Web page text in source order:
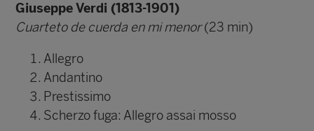
Giuseppe Verdi (1813-1901)
Cuarteto de cuerda en mi menor(23 min)
Allegro
Andantino
Prestissimo
Scherzo fuga: Allegro assai mosso